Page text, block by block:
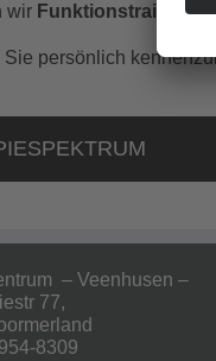
wir Funktionstraining
persönlich
– Veenhusen –
77,
8309